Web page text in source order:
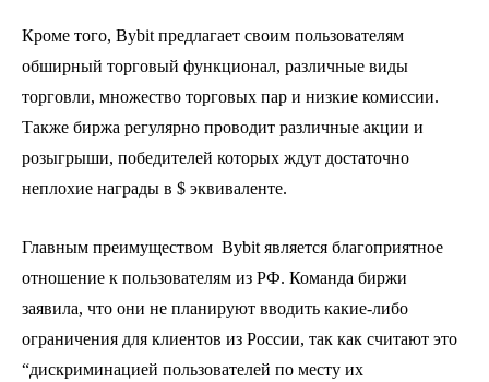
Кроме того, Bybit предлагает своим пользователям
обширный торговый функционал, различные виды
торговли, множество торговых пар и низкие комиссии.
Также биржа регулярно проводит различные акции и
розыгрыши, победителей которых ждут достаточно
неплохие награды в $ эквиваленте.
Главным преимуществом Bybit является благоприятное
отношение к пользователям из РФ. Команда биржи
заявила, что они не планируют вводить какие-либо
ограничения для клиентов из России, так как считают это
“дискриминацией пользователей по месту их